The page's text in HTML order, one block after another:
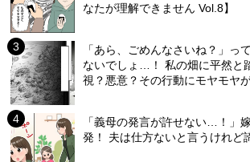
なたが理解できません Vol.8】
「あら、ごめんなさいね？」っ
ないでしょ…！ 私の畑に平然と
視？悪意？その行動にモヤモヤ
「義母の発言が許せない…！」
発！ 夫は仕方ないと言うけれど